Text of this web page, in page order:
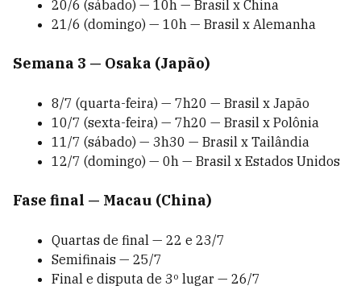
20/6 (sábado) — 10h — Brasil x China
21/6 (domingo) — 10h — Brasil x Alemanha
Semana 3 — Osaka (Japão)
8/7 (quarta-feira) — 7h20 — Brasil x Japão
10/7 (sexta-feira) — 7h20 — Brasil x Polônia
11/7 (sábado) — 3h30 — Brasil x Tailândia
12/7 (domingo) — 0h — Brasil x Estados Unidos
Fase final — Macau (China)
Quartas de final — 22 e 23/7
Semifinais — 25/7
Final e disputa de 3º lugar — 26/7